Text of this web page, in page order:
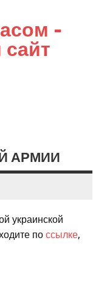
–
сайт
АРМИИ
украинской
по ссылке,